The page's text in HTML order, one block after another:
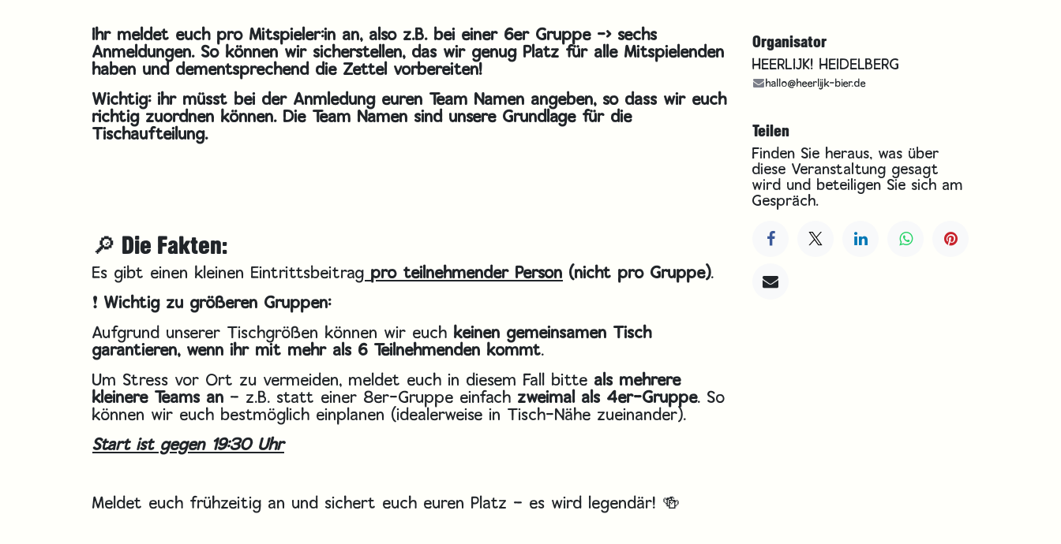
Ihr meldet euch pro Mitspieler:in an, also z.B. bei einer 6er Gruppe -> sechs
Anmeldungen. So können wir sicherstellen, das wir genug Platz für alle Mitspielenden
haben und dementsprechend die Zettel vorbereiten!
Wichtig: ihr müsst bei der Anmledung euren Team Namen angeben, so dass wir euch
richtig zuordnen können. Die Team Namen sind unsere Grundlage für die
Tischaufteilung.
🔎 Die Fakten:
Es gibt einen kleinen Eintrittsbeitrag pro teilnehmender Person (nicht pro Gruppe).
❗ Wichtig zu größeren Gruppen:
Aufgrund unserer Tischgrößen können wir euch keinen gemeinsamen Tisch
garantieren, wenn ihr mit mehr als 6 Teilnehmenden kommt.
Um Stress vor Ort zu vermeiden, meldet euch in diesem Fall bitte als mehrere
kleinere Teams an – z.B. statt einer 8er-Gruppe einfach zweimal als 4er-Gruppe. So
können wir euch bestmöglich einplanen (idealerweise in Tisch-Nähe zueinander).
Start ist gegen 19:30 Uhr
Meldet euch frühzeitig an und sichert euch euren Platz – es wird legendär! 🍻
Organisator
HEERLIJK! HEIDELBERG
hallo@heerlijk-bier.de
Teilen
Finden Sie heraus, was über
diese Veranstaltung gesagt
wird und beteiligen Sie sich am
Gespräch.